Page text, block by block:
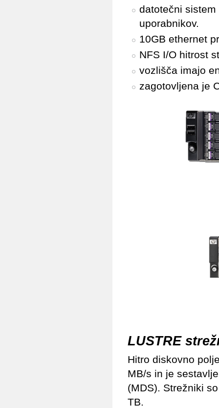
datotečni
uporabnikov.
10GB ethernet
NFS I/O hitrost
vozlišča imajo
zagotovljena je
LUSTRE
Hitro diskovno
MB/s in je
(MDS). Strežniki
TB.